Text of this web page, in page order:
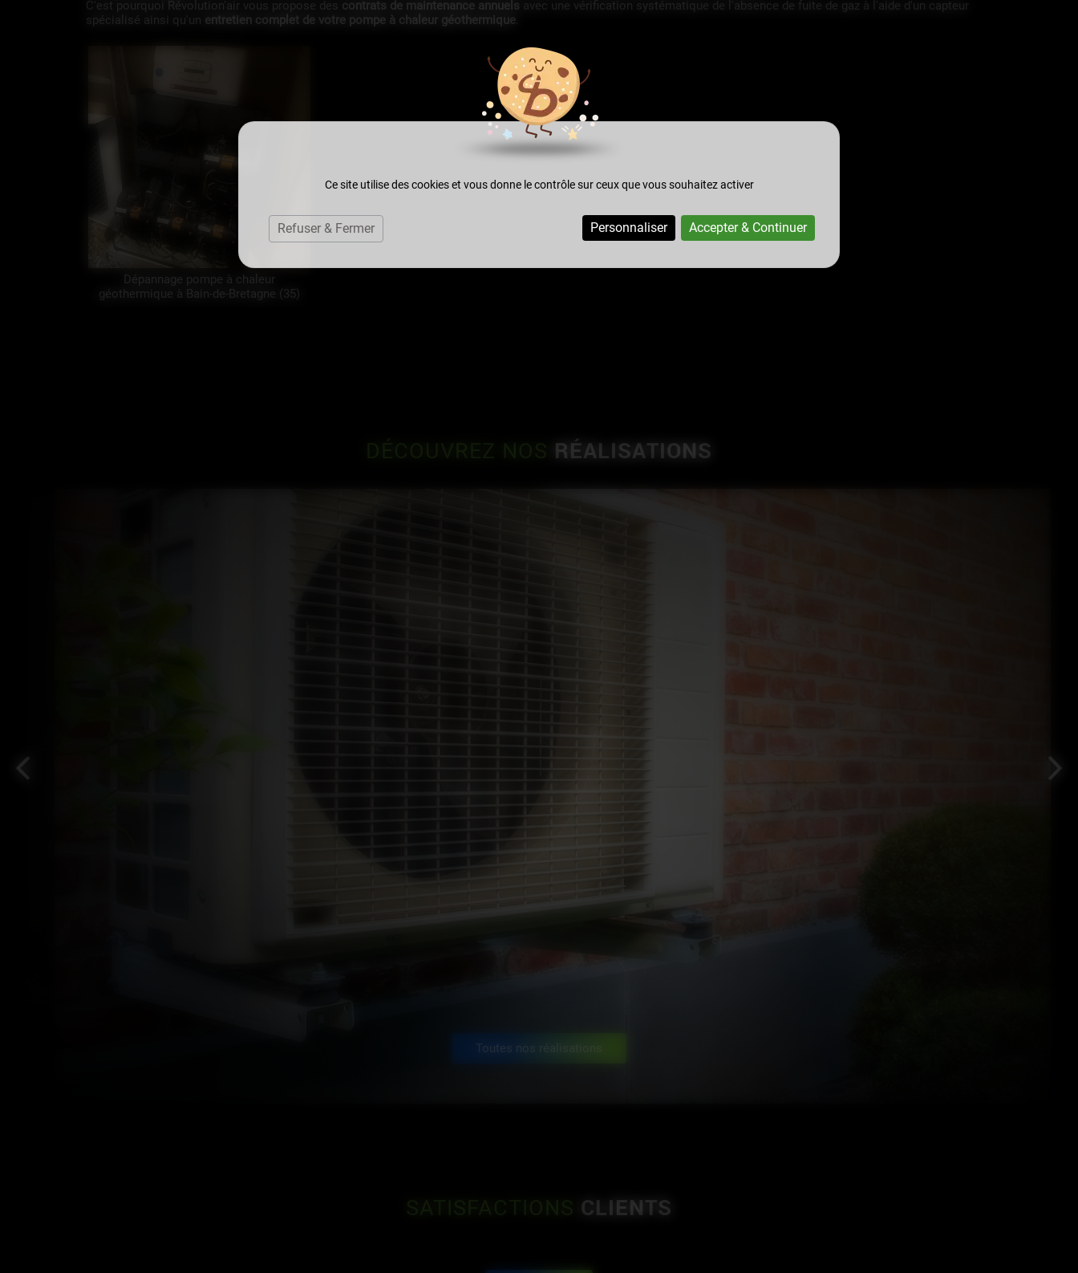
Ce site utilise des cookies et vous donne le contrôle sur ceux que vous souhaitez activer
Accepter & Continuer
Refuser & Fermer Personnaliser
C'est pourquoi Révolution'air vous propose des contrats de maintenance annuels avec une vérification systématique de l'absence de fuite de gaz à l'aide d'un capteur
spécialisé ainsi qu'un entretien complet de votre pompe à chaleur géothermique
Dépannage pompe à chaleur
géothermique à Bain-de-Bretagne (35)
RÉALISATIONS
Toutes nos réalisations
CLIENTS